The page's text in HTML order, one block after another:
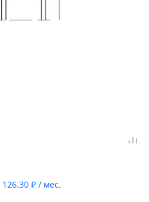
126.30 ₽ / мес.